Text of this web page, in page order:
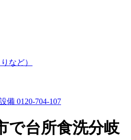
など）
で台所食洗分岐